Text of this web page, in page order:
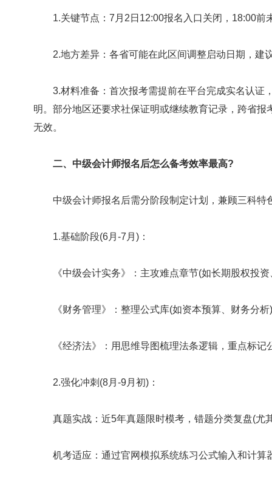
1.关键节点：7月2日12:00报名入口关闭，18:00前
2.地方差异：各省可能在此区间调整启动日期，建
3.材料准备：首次报考需提前在平台完成实名认证
明。部分地区还要求社保证明或继续教育记录，跨省
无效。
二、中级会计师报名后怎么备考效率最高?
中级会计师报名后需分阶段制定计划，兼顾三科特
1.基础阶段(6月-7月)：
《中级会计实务》：主攻难点章节(如长期股权投资
《财务管理》：整理公式库(如资本预算、财务分析
《经济法》：用思维导图梳理法条逻辑，重点标记
2.强化冲刺(8月-9月初)：
真题实战：近5年真题限时模考，错题分类复盘(尤
机考适应：通过官网模拟系统练习公式输入和计算